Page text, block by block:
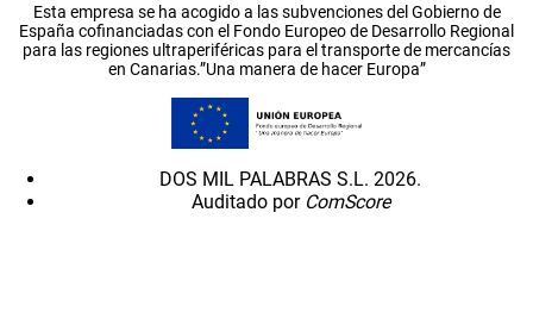
Esta empresa se ha acogido a las subvenciones del Gobierno de
España cofinanciadas con el Fondo Europeo de Desarrollo Regional
para las regiones ultraperiféricas para el transporte de mercancías
en Canarias.”Una manera de hacer Europa”
DOS MIL PALABRAS S.L. 2026.
Auditado por ComScore